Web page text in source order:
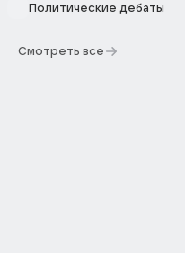
Политические дебаты
Смотреть все